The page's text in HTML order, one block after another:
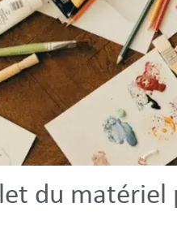
du matériel